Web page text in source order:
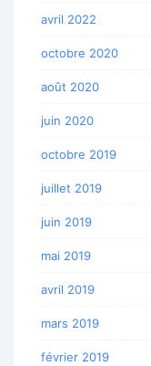
avril 2022
octobre 2020
août 2020
juin 2020
octobre 2019
juillet 2019
juin 2019
mai 2019
avril 2019
mars 2019
février 2019